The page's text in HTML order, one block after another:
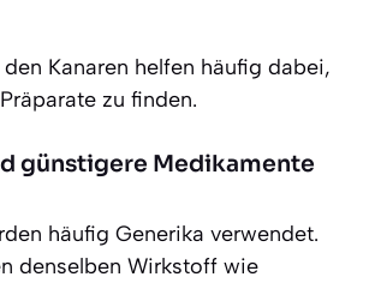
Kanaren helfen häufig dabei,
zu finden.
günstigere Medikamente
häufig Generika verwendet.
denselben Wirkstoff wie